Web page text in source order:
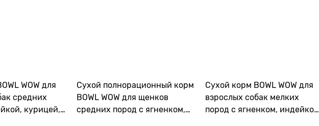
WOW для
средних
курицей,
Сухой полнорационный корм
BOWL WOW для щенков
средних пород с ягненком,
Сухой корм BOWL WOW для
взрослых собак мелких
пород с ягненком, индейкой,